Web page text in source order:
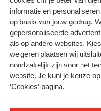
informatie en
op basis van jouw gedrag.
gepersonaliseerde
als op andere websites.
weigeren plaatsen wij
noodzakelijk zijn voor het
website. Je kunt je keuze
‘Cookies‘-pagina.
HIER
Privacy
Cookies